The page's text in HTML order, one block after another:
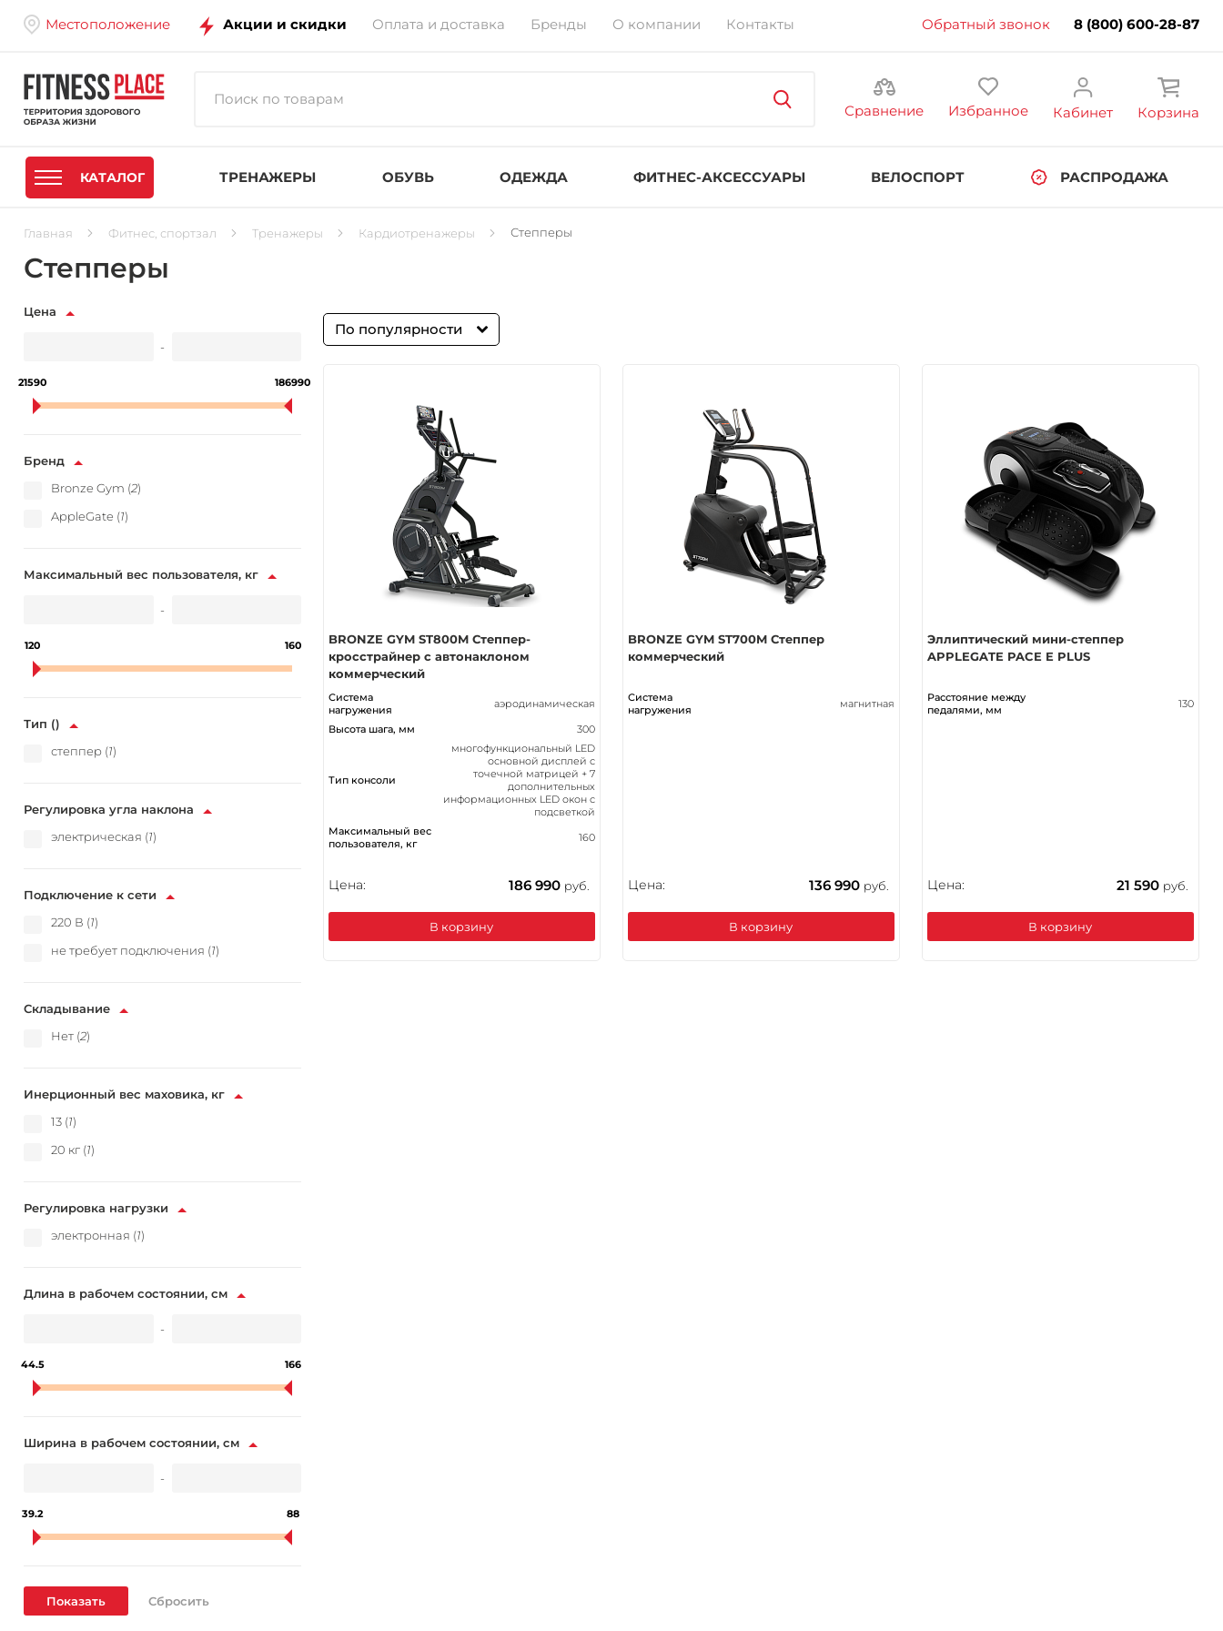
Местоположение Акции и скидки Оплата и доставка Бренды О компании Контакты Обратный звонок 8 (800) 600-28-87
Сравнение Избранное Кабинет Корзина
КАТАЛОГ ТРЕНАЖЕРЫ ОБУВЬ ОДЕЖДА ФИТНЕС-АКСЕССУАРЫ ВЕЛОСПОРТ РАСПРОДАЖА
Главная Фитнес, спортзал Тренажеры Кардиотренажеры Степперы
Степперы
Цена
-
21590 186990
Бренд
Bronze Gym (2)
AppleGate (1)
Максимальный вес пользователя, кг
-
120 160
Тип ()
степпер (1)
Регулировка угла наклона
электрическая (1)
Подключение к сети
220 В (1)
не требует подключения (1)
Складывание
Нет (2)
Инерционный вес маховика, кг
13 (1)
20 кг (1)
Регулировка нагрузки
электронная (1)
Длина в рабочем состоянии, см
-
44.5 166
Ширина в рабочем состоянии, см
-
39.2 88
По популярности
BRONZE GYM ST800M Степпер-
кросстрайнер с автонаклоном
коммерческий
Система
нагружения
аэродинамическая
Высота шага, мм
300
Тип консоли
многофункциональный LED
основной дисплей с
точечной матрицей + 7
дополнительных
информационных LED окон с
подсветкой
Максимальный вес
пользователя, кг
160
Цена: 186 990 руб.
В корзину
BRONZE GYM ST700M Степпер
коммерческий
Система
нагружения
магнитная
Цена: 136 990 руб.
В корзину
Эллиптический мини-степпер
APPLEGATE PACE E PLUS
Расстояние между
педалями, мм
130
Цена: 21 590 руб.
В корзину